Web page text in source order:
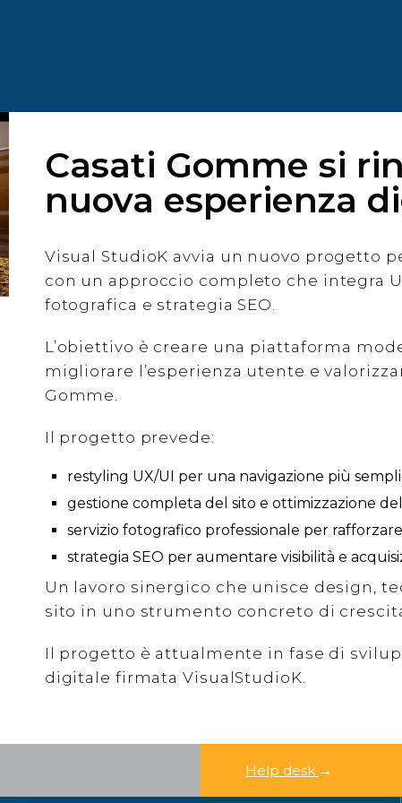
Cerca
CERCA
Casati Gomme si
nuova esperienza
Visual StudioK avvia un nuovo progetto
con un approccio completo che integra
fotografica e strategia SEO.
L’obiettivo è creare una piattaforma
migliorare l’esperienza utente e
Gomme.
Il progetto prevede:
restyling UX/UI per una navigazione più
gestione completa del sito e ottimizzazione
servizio fotografico professionale per rafforzare
strategia SEO per aumentare visibilità e
Un lavoro sinergico che unisce design,
sito in uno strumento concreto di
Il progetto è attualmente in fase di
digitale firmata VisualStudioK.
Help desk →